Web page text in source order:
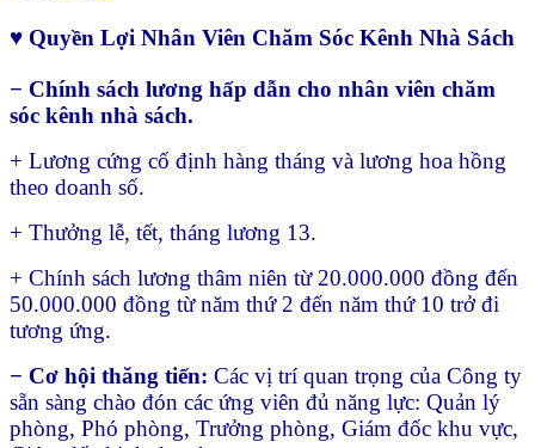
♥ Quyền Lợi Nhân Viên Chăm Sóc Kênh Nhà Sách
− Chính sách lương hấp dẫn cho nhân viên chăm
sóc kênh nhà sách.
+ Lương cứng cố định hàng tháng và lương hoa hồng
theo doanh số.
+ Thưởng lễ, tết, tháng lương 13.
+ Chính sách lương thâm niên từ 20.000.000 đồng đến
50.000.000 đồng từ năm thứ 2 đến năm thứ 10 trở đi
tương ứng.
− Cơ hội thăng tiến: Các vị trí quan trọng của Công ty
sẵn sàng chào đón các ứng viên đủ năng lực: Quản lý
phòng, Phó phòng, Trưởng phòng, Giám đốc khu vực,